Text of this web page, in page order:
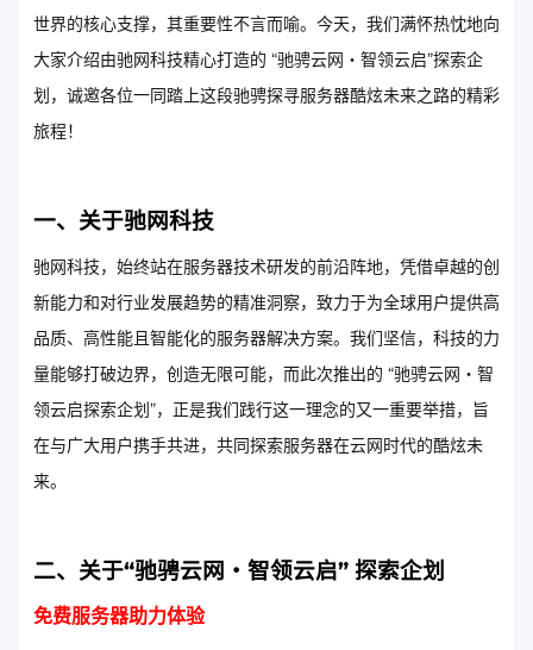
世界的核心支撑，其重要性不言而喻。今天，我们满怀热忱地向
大家介绍由驰网科技精心打造的 “驰骋云网・智领云启”探索企
划，诚邀各位一同踏上这段驰骋探寻服务器酷炫未来之路的精彩
旅程！
一、关于驰网科技
驰网科技，始终站在服务器技术研发的前沿阵地，凭借卓越的创
新能力和对行业发展趋势的精准洞察，致力于为全球用户提供高
品质、高性能且智能化的服务器解决方案。我们坚信，科技的力
量能够打破边界，创造无限可能，而此次推出的 “驰骋云网・智
领云启探索企划”，正是我们践行这一理念的又一重要举措，旨
在与广大用户携手共进，共同探索服务器在云网时代的酷炫未
来。
二、关于“驰骋云网・智领云启” 探索企划
免费服务器助力体验